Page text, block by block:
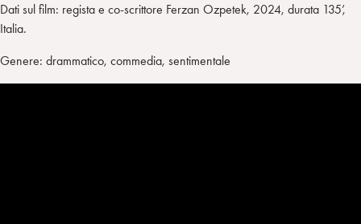
Dati sul film: regista e co-scrittore Ferzan Ozpetek, 2024, durata 135’,
Italia.
Genere: drammatico, commedia, sentimentale